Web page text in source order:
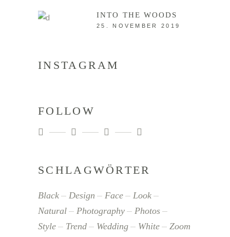
INTO THE WOODS
25. NOVEMBER 2019
INSTAGRAM
FOLLOW
SCHLAGWÖRTER
Black Design Face
Look
Natural
Photography
Photos
Style
Trend Wedding White Zoom